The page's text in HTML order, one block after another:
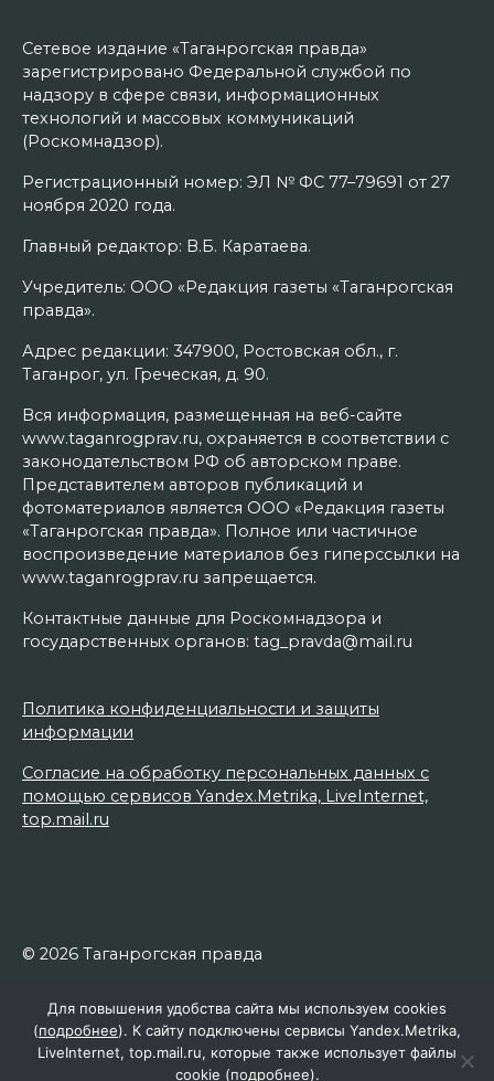
Сетевое издание «Таганрогская правда»
зарегистрировано Федеральной службой по
надзору в сфере связи, информационных
технологий и массовых коммуникаций
(Роскомнадзор).
Регистрационный номер: ЭЛ № ФС 77–79691 от 27
ноября 2020 года.
Главный редактор: В.Б. Каратаева.
Учредитель: ООО «Редакция газеты «Таганрогская
правда».
Адрес редакции: 347900, Ростовская обл., г.
Таганрог, ул. Греческая, д. 90.
Вся информация, размещенная на веб-сайте
www.taganrogprav.ru, охраняется в соответствии с
законодательством РФ об авторском праве.
Представителем авторов публикаций и
фотоматериалов является ООО «Редакция газеты
«Таганрогская правда». Полное или частичное
воспроизведение материалов без гиперссылки на
www.taganrogprav.ru запрещается.
Контактные данные для Роскомнадзора и
государственных органов: tag_pravda@mail.ru
Политика конфиденциальности и защиты
информации
Согласие на обработку персональных данных с
помощью сервисов Yandex.Metrika, LiveInternet,
top.mail.ru
© 2026 Таганрогская правда
Для повышения удобства сайта мы используем cookies
(подробнее). К сайту подключены сервисы Yandex.Metrika,
LiveInternet, top.mail.ru, которые также использует файлы
cookie (подробнее).